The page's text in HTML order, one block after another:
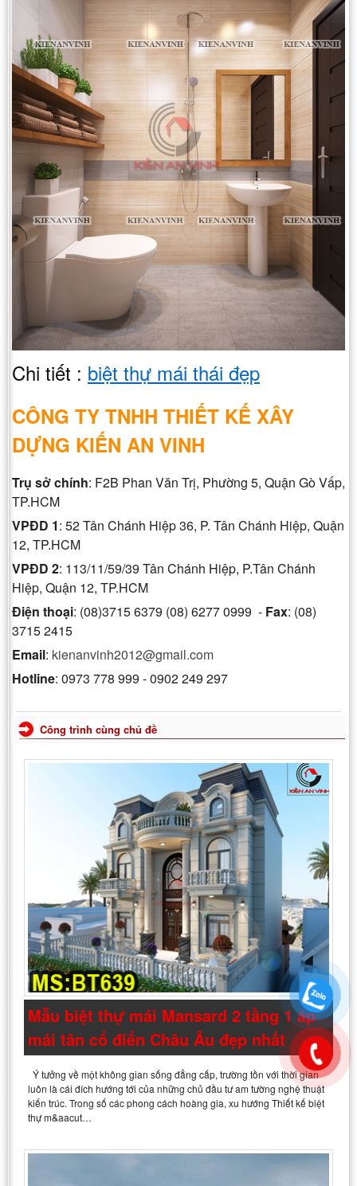
Chi tiết : biệt thự mái thái đẹp
CÔNG TY TNHH THIẾT KẾ XÂY
DỰNG KIẾN AN VINH
Trụ sở chính: F2B Phan Văn Trị, Phường 5, Quận Gò Vấp,
TP.HCM
VPĐD 1: 52 Tân Chánh Hiệp 36, P. Tân Chánh Hiệp, Quận
12, TP.HCM
VPĐD 2: 113/11/59/39 Tân Chánh Hiệp, P.Tân Chánh
Hiệp, Quận 12, TP.HCM
Điện thoại: (08)3715 6379 (08) 6277 0999 - Fax: (08)
3715 2415
Email: kienanvinh2012@gmail.com
Hotline: 0973 778 999 - 0902 249 297
Công trình cùng chủ đề
Mẫu biệt thự mái Mansard 2 tầng 1 áp
mái tân cổ điển Châu Âu đẹp nhất
Ý tưởng về một không gian sống đẳng cấp, trường tồn với thời gian
luôn là cái đích hướng tới của những chủ đầu tư am tường nghệ thuật
kiến trúc. Trong số các phong cách hoàng gia, xu hướng Thiết kế biệt
thự m&aacut…